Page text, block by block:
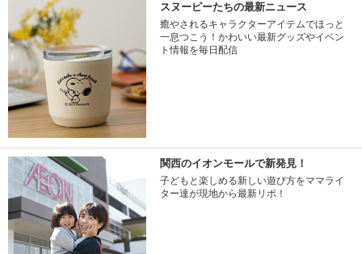
スヌーピーたちの最新ニュース
癒やされるキャラクターアイテムでほっと
一息つこう！かわいい最新グッズやイベン
ト情報を毎日配信
関西のイオンモールで新発見！
子どもと楽しめる新しい遊び方をママライ
ター達が現地から最新リポ！